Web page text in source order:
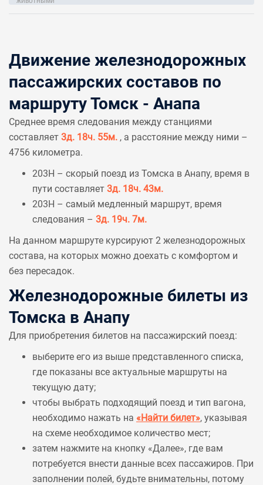
Движение железнодорожных
пассажирских составов по
маршруту Томск - Анапа
Среднее время следования между станциями
составляет 3д. 18ч. 55м. , а расстояние между ними –
4756 километра.
203Н – скорый поезд из Томска в Анапу, время в
пути составляет 3д. 18ч. 43м.
203Н – самый медленный маршрут, время
следования – 3д. 19ч. 7м.
На данном маршруте курсируют 2 железнодорожных
состава, на которых можно доехать с комфортом и
без пересадок.
Железнодорожные билеты из
Томска в Анапу
Для приобретения билетов на пассажирский поезд:
выберите его из выше представленного списка,
где показаны все актуальные маршруты на
текущую дату;
чтобы выбрать подходящий поезд и тип вагона,
необходимо нажать на «Найти билет», указывая
на схеме необходимое количество мест;
затем нажмите на кнопку «Далее», где вам
потребуется внести данные всех пассажиров. При
заполнении полей, будьте внимательны, потому